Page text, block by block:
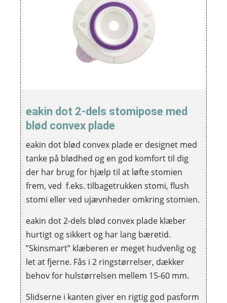
eakin dot 2-dels stomipose med
blød convex plade
eakin dot blød convex plade er designet med
tanke på blødhed og en god komfort til dig
der har brug for hjælp til at løfte stomien
frem, ved f.eks. tilbagetrukken stomi, flush
stomi eller ved ujævnheder omkring stomien.
eakin dot 2-dels blød convex plade klæber
hurtigt og sikkert og har lang bæretid.
”Skinsmart” klæberen er meget hudvenlig og
let at fjerne. Fås i 2 ringstørrelser, dækker
behov for hulstørrelsen mellem 15-60 mm.
Slidserne i kanten giver en rigtig god pasform